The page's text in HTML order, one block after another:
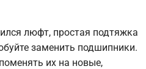
люфт, простая подтяжка
заменить подшипники.
их на новые,